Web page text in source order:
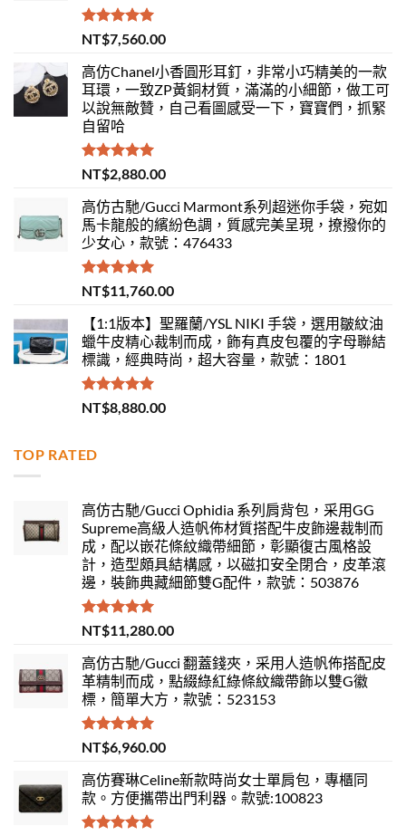
評分 5.00
滿分 5
NT$7,560.00
高仿Chanel小香圓形耳釘，非常小巧精美的一款
耳環，一致ZP黃銅材質，滿滿的小細節，做工可
以說無敵贊，自己看圖感受一下，寶寶們，抓緊
自留哈
評分 5.00
滿分 5
NT$2,880.00
高仿古馳/Gucci Marmont系列超迷你手袋，宛如
馬卡龍般的繽紛色調，質感完美呈現，撩撥你的
少女心，款號：476433
評分5.00
滿分 5
NT$11,760.00
【1:1版本】聖羅蘭/YSL NIKI 手袋，選用皺紋油
蠟牛皮精心裁制而成，飾有真皮包覆的字母聯結
標識，經典時尚，超大容量，款號：1801
評分 5.00
滿分 5
NT$8,880.00
TOP RATED
高仿古馳/Gucci Ophidia 系列肩背包，采用GG
Supreme高級人造帆佈材質搭配牛皮飾邊裁制而
成，配以嵌花條紋織帶細節，彰顯復古風格設
計，造型頗具結構感，以磁扣安全閉合，皮革滾
邊，裝飾典藏細節雙G配件，款號：503876
評分5.00
滿分 5
NT$11,280.00
高仿古馳/Gucci 翻蓋錢夾，采用人造帆佈搭配皮
革精制而成，點綴綠紅綠條紋織帶飾以雙G徽
標，簡單大方，款號：523153
評分 5.00
滿分 5
NT$6,960.00
高仿賽琳Celine新款時尚女士單肩包，專櫃同
款。方便攜帶出門利器。款號:100823